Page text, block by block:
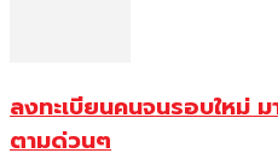
ลงทะเบียนคนจนรอบใหม่
ตามด่วนๆ